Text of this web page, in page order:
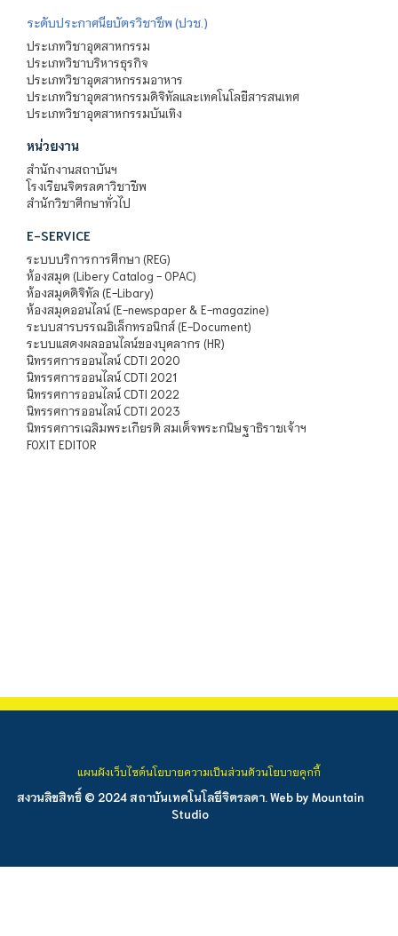
ระดับประกาศนียบัตรวิชาชีพ (ปวช.)
ประเภทวิชาอุตสาหกรรม
ประเภทวิชาบริหารธุรกิจ
ประเภทวิชาอุตสาหกรรมอาหาร
ประเภทวิชาอุตสาหกรรมดิจิทัลและเทคโนโลยีสารสนเทศ
ประเภทวิชาอุตสาหกรรมบันเทิง
หน่วยงาน
สำนักงานสถาบันฯ
โรงเรียนจิตรลดาวิชาชีพ
สำนักวิชาศึกษาทั่วไป
E-SERVICE
ระบบบริการการศึกษา (REG)
ห้องสมุด (Libery Catalog - OPAC)
ห้องสมุดดิจิทัล (E-Libary)
ห้องสมุดออนไลน์ (E-newspaper & E-magazine)
ระบบสารบรรณอิเล็กทรอนิกส์ (E-Document)
ระบบแสดงผลออนไลน์ของบุคลากร (HR)
นิทรรศการออนไลน์ CDTI 2020
นิทรรศการออนไลน์ CDTI 2021
นิทรรศการออนไลน์ CDTI 2022
นิทรรศการออนไลน์ CDTI 2023
นิทรรศการเฉลิมพระเกียรติ สมเด็จพระกนิษฐาธิราชเจ้าฯ
FOXIT EDITOR
สงวนลิขสิทธิ์ © 2024 สถาบันเทคโนโลยีจิตรลดา. Web by Mountain
Studio
แผนผังเว็บไซต์นโยบายความเป็นส่วนตัวนโยบายคุกกี้